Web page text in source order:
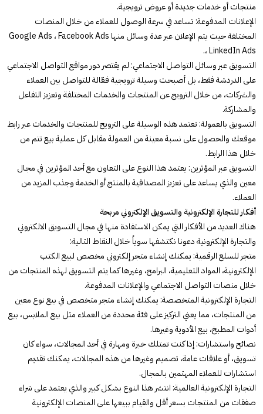
منتجات أو خدمات جديدة أو عروض ترويجية.
الإعلانات المدفوعة: تساعد في سرعة الوصول للعملاء من خلال المنصات
المختلفة حيث يتم الإعلان عبر عدة وسائل منها Google Ads ، Facebook Ads
، LinkedIn Ads.
التسويق عبر وسائل التواصل الاجتماعي: لم يقتصر دور مواقع التواصل الاجتماعي
على الدردشة فقط، بل أصبحت وسيلة ترويجية فعّالة للتواصل بين العملاء
والشركات، من خلال الترويج عن المنتجات والخدمات المختلفة وتعزيز التفاعل
والمشاركة.
التسويق بالعمولة: تعتمد هذه الوسيلة على الترويج للمنتجات والخدمات عبر رابط
موقعك والحصول على نسبة معينة من العمولة مقابل كل عملية بيع تتم من
خلال هذا الرابط.
التسويق عبر المؤثرين: يعتمد هذا النوع على التعاون مع أحد المؤثرين في مجال
معين والذي يساعد على تعزيز المصداقية بالمنتج أو الخدمة وجذب المزيد من
العملاء.
أفكار للتجارة الإلكترونية والتسويق الإلكتروني مربحة
هناك العديد من الأفكار التي يمكن الاستفادة منها في مجال التسويق الالكتروني
والتجارة الإلكترونية دعونا نكتشفها سوياً خلال النقاط التالية:
متجر للسلع الرقمية: يمكنك إنشاء متجر إلكتروني مخصص لبيع الكتب
الإلكترونية، المواد التعليمية، البرامج، وغيرها كما يتم التسويق لهذه المنتجات من
خلال منصات التواصل الاجتماعي والإعلانات المدفوعة.
التجارة الإلكترونية المتخصصة: يمكنك إنشاء متجر متخصص في بيع نوع معين
من المنتجات، مما يعني التركيز على فئة محددة من العملاء مثل بيع الملابس، بيع
أدوات المطبخ، بيع الأدوية وغيرها.
نصائح واستشارات: إذا كنت تمتلك خبرة ومهارة في أحد المجالات، سواء كان
تسويق، أو علاقات عامة، تصميم وغيرها من هذه المجالات، يمكنك تقديم
استشارات للعملاء المهتمين بالمجال.
التجارة الإلكترونية العالمية: انتشر هذا النوع بشكل كبير والذي يعتمد على شراء
صفقات من المنتجات بسعر أقل والقيام ببيعها على المنصات الإلكترونية